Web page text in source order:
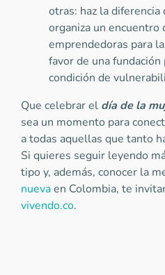
otras: haz la
organiza un encuentro
emprendedoras para
favor de una
condición de
Que celebrar el día de la
sea un momento para
a todas aquellas que tanto
Si quieres seguir leyendo
tipo y, además, conocer la
nuevaen Colombia, te
vivendo.co.